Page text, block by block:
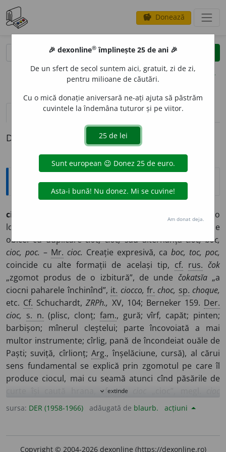
savings Donează
clear
opțiuni
definiții (1) pronunțievolume_up (20)
Definiția cu ID-ul 438583:
Etimologice
cioc
– Poc, boc; imită zgomotul produs de o
lovitură ritmică sau cel puțin repetată. Se folosește de
obicei cu duplicarecioc, cioc,sau alternanțacioc, boc,
cioc, poc. – Mr. cioc. Creație expresivă, ca boc, toc, poc,
coincide cu alte formații de același tip, cf. rus. čok
„zgomot produs de o izbitură”, de unde čokatsĭa„a
ciocni paharele închinînd”, it. ciocco, fr. choc, sp. choque,
etc. Cf. Schuchardt,ZRPh., XV, 104; Berneker 159. Der.
cioc, s. n. (plisc, clonț; fam., gură; vîrf, capăt; pinten;
barbișon; mînerul cleștelui; parte încovoiată a mai
multor instrumente; cîrlig, pană de încondeiat ouăle de
Paști; suviță, cîrlionț;Arg., înșelăciune, cursă), al cărui
sens fundamental se explică prin zgomotul pe care îl
produce ciocul, mai cu seamă atunci cînd păsările de
curte își caută hrana,cf. mr.
„ciocan”,alb.čok„cioc”. S-au căutat, pentru acest cuvînt,
expand_more extinde
sursa: DER (1958-1966) adăugată de blaurb. acțiuni
Copyright © 2004-2026 dexonline (https://dexonline.ro)
🎉 dexonline® împlinește 25 de ani 🎉
De un sfert de secol suntem aici, gratuit, zi de zi,
pentru milioane de căutări.
Cu o mică donație aniversară ne-ați ajuta să păstrăm
cuvintele la îndemâna tuturor și pe viitor.
Am donat deja.